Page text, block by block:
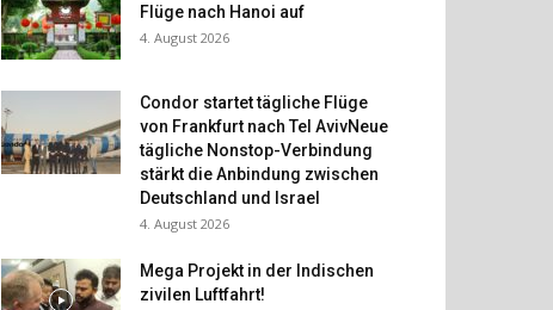
Flüge nach Hanoi auf
4. August 2026
Condor startet tägliche Flüge
von Frankfurt nach Tel AvivNeue
tägliche Nonstop-Verbindung
stärkt die Anbindung zwischen
Deutschland und Israel
4. August 2026
Mega Projekt in der Indischen
zivilen Luftfahrt!